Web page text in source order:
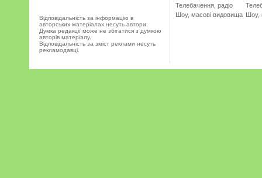
Відповідальність за інформацію в
авторських матеріалах несуть автори.
Думка редакції може не збігатися з думкою
авторів матеріалу.
Відповідальність за зміст реклами несуть
рекламодавці.
Телебачення, радіо
Шоу, масові видовища Шоу,